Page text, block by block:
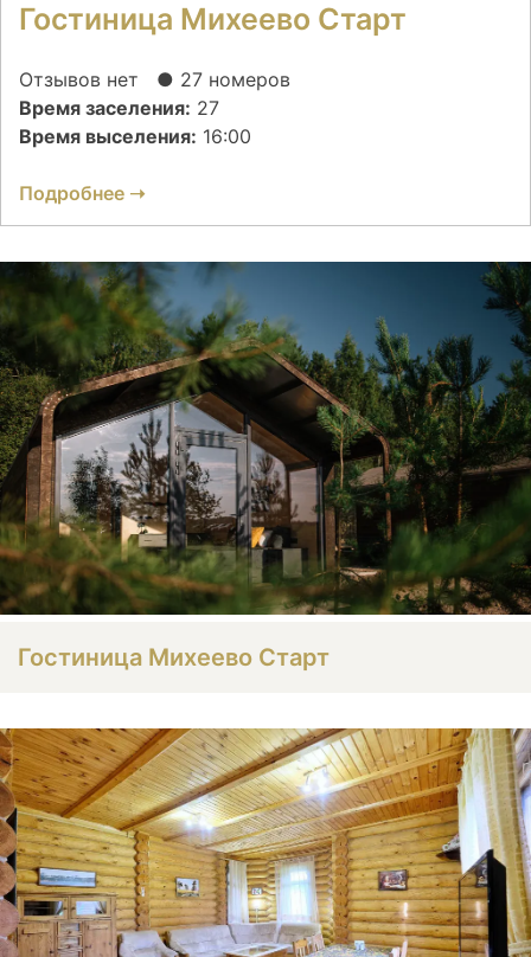
Гостиница Михеево Старт
Отзывов нет
● 27 номеров
Время заселения: 27
Время выселения: 16:00
Подробнее ➝
Гостиница Михеево Старт